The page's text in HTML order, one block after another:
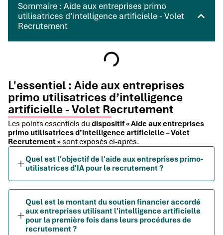
Sommaire : Aide aux entreprises primo
utilisatrices d’intelligence artificielle - Volet
Recrutement
L'essentiel : Aide aux entreprises
primo utilisatrices d’intelligence
artificielle - Volet Recrutement
Les points essentiels du dispositif « Aide aux entreprises
primo utilisatrices d’intelligence artificielle – Volet
Recrutement » sont exposés ci-après.
Quel est l'objectif de l'aide aux entreprises primo-
utilisatrices d'IA pour le recrutement ?
Quel est le montant du soutien financier accordé
aux entreprises utilisant l'intelligence artificielle
pour la première fois dans leurs procédures de
recrutement ?